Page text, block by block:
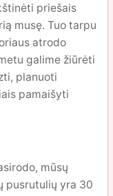
priešais
musę. Tuo tarpu
atrodo
galime žiūrėti
planuoti
pamaišyti
mūsų
pusrutulių yra 30